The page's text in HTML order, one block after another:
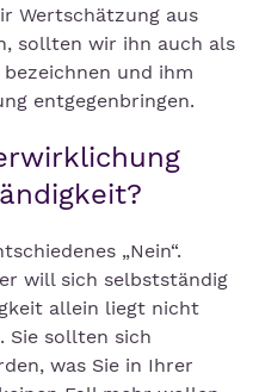
Wertschätzung aus
sollten wir ihn auch als
und ihm
entgegenbringen.
„Nein“.
will sich selbstständig
allein liegt nicht
Sie sollten sich
was Sie in Ihrer